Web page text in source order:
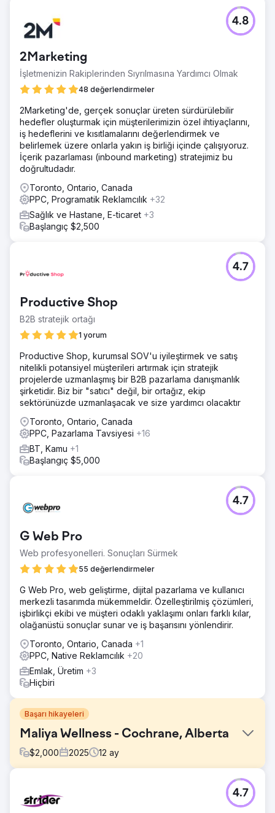
2Marketing
İşletmenizin Rakiplerinden Sıyrılmasına Yardımcı Olmak
48 değerlendirmeler
4.8
2Marketing'de, gerçek sonuçlar üreten sürdürülebilir
hedefler oluşturmak için müşterilerimizin özel ihtiyaçlarını,
iş hedeflerini ve kısıtlamalarını değerlendirmek ve
belirlemek üzere onlarla yakın iş birliği içinde çalışıyoruz.
İçerik pazarlaması (inbound marketing) stratejimiz bu
doğrultudadır.
Toronto, Ontario, Canada
PPC, Programatik Reklamcılık +32
Sağlık ve Hastane, E-ticaret +3
Başlangıç $2,500
Productive Shop
B2B stratejik ortağı
1 yorum
4.7
Productive Shop, kurumsal SOV'u iyileştirmek ve satış
nitelikli potansiyel müşterileri artırmak için stratejik
projelerde uzmanlaşmış bir B2B pazarlama danışmanlık
şirketidir. Biz bir "satıcı" değil, bir ortağız, ekip
sektörünüzde uzmanlaşacak ve size yardımcı olacaktır
Toronto, Ontario, Canada
PPC, Pazarlama Tavsiyesi +16
BT, Kamu +1
Başlangıç $5,000
G Web Pro
Web profesyonelleri. Sonuçları Sürmek
55 değerlendirmeler
4.7
G Web Pro, web geliştirme, dijital pazarlama ve kullanıcı
merkezli tasarımda mükemmeldir. Özelleştirilmiş çözümleri,
işbirlikçi ekibi ve müşteri odaklı yaklaşımı onları farklı kılar,
olağanüstü sonuçlar sunar ve iş başarısını yönlendirir.
Toronto, Ontario, Canada +1
PPC, Native Reklamcılık +20
Emlak, Üretim +3
Hiçbiri
Başarı hikayeleri
Maliya Wellness - Cochrane, Alberta
$2,000 2025 12 ay
Maliya, "yakınımdaki" aramalarda görünmüyordu. Daha az
görüntülenme, arama ve yol tarifi isteği vardı. Düşük
4.7